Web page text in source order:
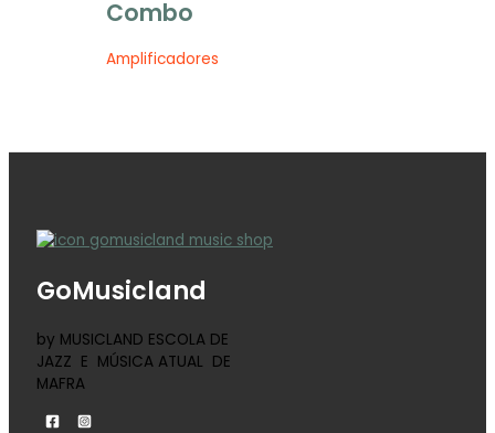
Combo
Amplificadores
GoMusicland
by MUSICLAND ESCOLA DE
JAZZ E MÚSICA ATUAL DE
MAFRA